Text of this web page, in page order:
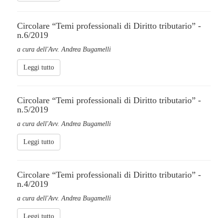
Circolare “Temi professionali di Diritto tributario” -
n.6/2019
a cura dell'Avv. Andrea Bugamelli
Leggi tutto
Circolare “Temi professionali di Diritto tributario” -
n.5/2019
a cura dell'Avv. Andrea Bugamelli
Leggi tutto
Circolare “Temi professionali di Diritto tributario” -
n.4/2019
a cura dell'Avv. Andrea Bugamelli
Leggi tutto